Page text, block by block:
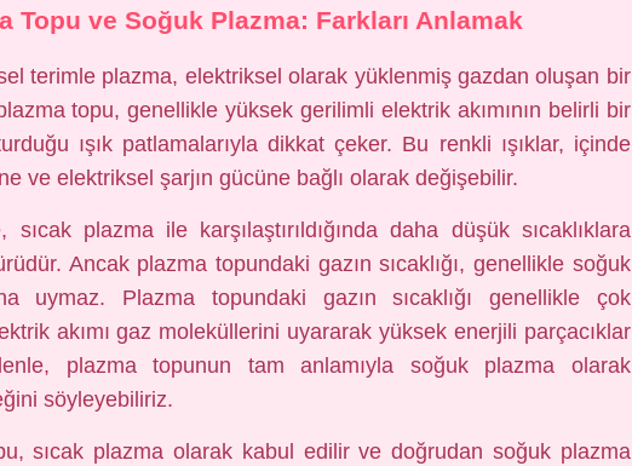
Topu ve Soğuk Plazma: Farkları Anlamak
terimle plazma, elektriksel olarak yüklenmiş gazdan oluşan bir
topu, genellikle yüksek gerilimli elektrik akımının belirli bir
ışık patlamalarıyla dikkat çeker. Bu renkli ışıklar, içinde
ve elektriksel şarjın gücüne bağlı olarak değişebilir.
plazma ile karşılaştırıldığında daha düşük sıcaklıklara
Ancak plazma topundaki gazın sıcaklığı, genellikle soğuk
uymaz. Plazma topundaki gazın sıcaklığı genellikle çok
akımı gaz moleküllerini uyararak yüksek enerjili parçacıklar
plazma topunun tam anlamıyla soğuk plazma olarak
söyleyebiliriz.
sıcak plazma olarak kabul edilir ve doğrudan soğuk plazma